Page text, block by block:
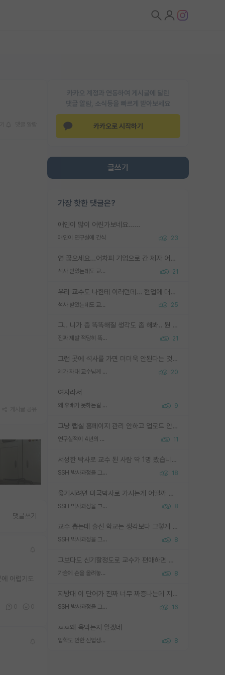
카카오 계정과 연동하여 게시글에 달린
댓글 알람, 소식등을 빠르게 받아보세요
카카오로 시작하기
글쓰기
가장 핫한 댓글은?
애인이 많이 어린가보네요......
애인이 연구실에 간식 23
연 끊으세요...어차피 기업으로 간 제자 어떻게 못합니다. 기업에서는 교수들 사기꾼으로 보는 시선도 강하고, 앞에서나 교수님하고 떠받들어주지 많이 무시합니다. 영향력도 0에 수렴합니다. 그리고 생각해보십시오. 석사로 기업간 제자가 무슨 힘이 있다고 과제를 달라고 합니까? 말만 교수지 무능력자라고 생각합니다. 세금이 아깝습니다.
석사 받았는데도 교수랑 연락한다. 21
우리 교수도 나한테 이러던데... 현업에 대해 이해가 전혀 없고, 자기 말이면 다 되는 줄 알고. 학위동안 지도는 커녕 잡일만 시켜놓고 이제와서 주기적으로 연락 없으면 싸가지 없는 제자가 되버림.
석사 받았는데도 교수랑 연락한다. 25
그.. 니가 좀 똑똑해질 생각도 좀 해봐.. 뭔 연구를 선배랑 계속 같이할 생각을하냐 박사과정이
진짜 제발 적당히 똑똑한 박사과정이라도 위에 있었으면.. 21
그런 곳에 석사를 가면 더더욱 안된다는 것을 깨달으시면 된겁니다!
제가 자대 교수님께 무례하게 행동한 걸까요? 20
여자라서
왜 후배가 못하는걸 교수님은 내 책임으로 돌리는걸까요? 9
그냥 랩실 홈페이지 관리 안하고 업로드 안한거 아님?
연구실적이 4년의 공백이 있는거 어떻게 생각하냐 11
서성한 박사로 교수 된 사람 딱 1명 봤습니다. 근데 지방대 박사로 교수된 거는 기적이 일어나야되요. 서성한 학부부터여도 빡센게 교수임용일텐데 지방대박사로 무슨 교수가 되나요...... 중소기업/중견기업 팀장급/연구소장급이나 될거 같네요.
SSH 박사과정을 그만두고 지방대 박사로 옮기면 교수의 꿈은 끝일까요? 18
옮기시려면 미국박사로 가시는게 어떨까 싶네요. 교수가 꿈이면 미국박사 하고 미국교수 까지 같이 노리시는게 기회가 많지 않을까요?
SSH 박사과정을 그만두고 지방대 박사로 옮기면 교수의 꿈은 끝일까요? 8
교수 뽑는데 출신 학교는 생각보다 그렇게 안 봄. 앞으로는 더 안 보게 될거임. 박사는 어디서 진행해도 됨. 단, 제대로 쌓고 좋은 실적 만들 수 있다면. 그런데 지방대는 그럴 가능성이 지극히 낮음. 나만 열심히 잘 하면 된다? 인간은 주변 환경에 지배되는 나약한 존재임. 주변의 지방대 대학원생과 섞이고 지방 특유의 여유로움 또는 나쁘게 얘기해서 나태함에 젖어 살다보면 교수의 꿈 자체를 잊어버리게 될 가능성도 있음. 주변 환경이 70~80%임.
SSH 박사과정을 그만두고 지방대 박사로 옮기면 교수의 꿈은 끝일까요? 8
그보다도 신기할정도로 교수가 편애하면 그사람만 논문이 되더라구요 내용이 다른 사람보다 허접해도요
가슴에 손을 올려놓고 싫어하는 사람 불공정하게 리뷰 8
지방대 이 단어가 진짜 너무 짜증나는데 지방대면 다 그냥 쓰레기인가요? 무슨 말 같지도 않은 댓글들이 있는건지??? 지방에도 충분히 좋은 대학 많고 충분히 잘하는 교수님들 많습니다 포항공대 4개 IST 대표 지거국들 여기 모두 다 지방에 있고 여기 출신들 중에 교수하는 분들 적지 않습니다 지거국 출신이 무슨 교수를 하냐?라고 생각할 사람들 많은데 상위 대표 지거국에 아웃라이어들 많습니다 결국 개인의 연구역량과 실적이 중요합니다 이 역량을 펼치는데 있어서 지도교수와의 합도 중요합니다. 그리고 경력이 필요하면 해외포닥까지 다녀오세요
SSH 박사과정을 그만두고 지방대 박사로 옮기면 교수의 꿈은 끝일까요? 16
ㅉㅉ왜 욕먹는지 알겠네
입학도 안한 신입생이 원래 관심을 받나요 8
댓글쓰기
어렵기도